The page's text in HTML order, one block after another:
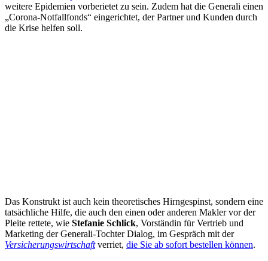
weitere Epidemien vorberietet zu sein. Zudem hat die Generali einen
„Corona-Notfallfonds“ eingerichtet, der Partner und Kunden durch
die Krise helfen soll.
Das Konstrukt ist auch kein theoretisches Hirngespinst, sondern eine
tatsächliche Hilfe, die auch den einen oder anderen Makler vor der
Pleite rettete, wie Stefanie Schlick, Vorständin für Vertrieb und
Marketing der Generali-Tochter Dialog, im Gespräch mit der
Versicherungswirtschaftverriet, die Sie ab sofort bestellen können.